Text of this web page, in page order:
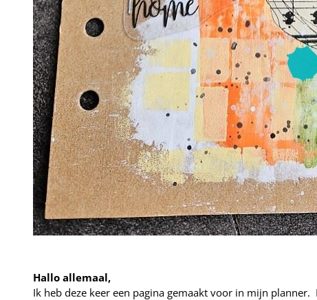
Hallo allemaal,
Ik heb deze keer een pagina gemaakt voor in mijn